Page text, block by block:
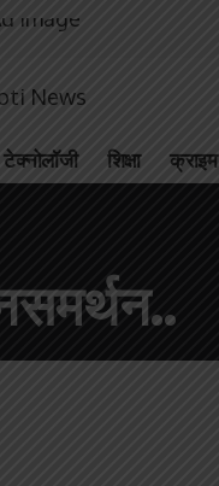
टेक्नोलॉजी शिक्षा क्राइम